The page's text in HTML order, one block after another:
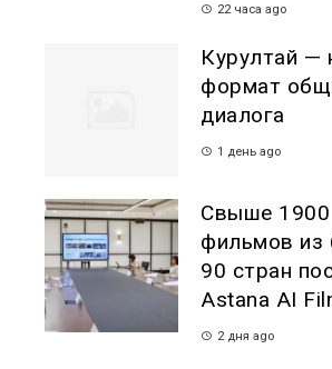
22 часа ago
Курултай —
формат
диалога
1 день ago
Свыше
фильмов из
90 стран
Astana AI
2 дня ago